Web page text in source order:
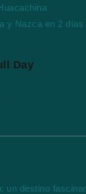
y Nazca en 2 días
Day
un destino